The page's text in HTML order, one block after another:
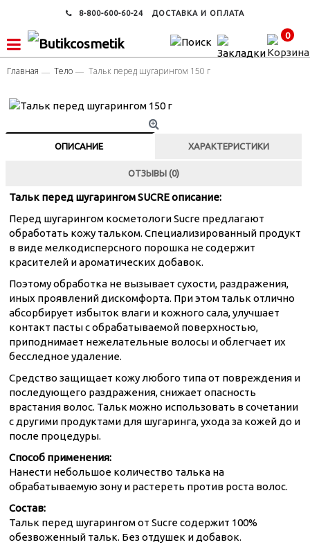
8-800-600-60-24 ДОСТАВКА И ОПЛАТА
0
Главная Тело Тальк перед шугарингом 150 г
ОПИСАНИЕ ХАРАКТЕРИСТИКИ
ОТЗЫВЫ (0)
Тальк перед шугарингом SUCRE описание:
Перед шугарингом косметологи Sucre предлагают
обработать кожу тальком. Специализированный продукт
в виде мелкодисперсного порошка не содержит
красителей и ароматических добавок.
Поэтому обработка не вызывает сухости, раздражения,
иных проявлений дискомфорта. При этом тальк отлично
абсорбирует избыток влаги и кожного сала, улучшает
контакт пасты с обрабатываемой поверхностью,
приподнимает нежелательные волосы и облегчает их
бесследное удаление.
Средство защищает кожу любого типа от повреждения и
последующего раздражения, снижает опасность
врастания волос. Тальк можно использовать в сочетании
с другими продуктами для шугаринга, ухода за кожей до и
после процедуры.
Способ применения:
Нанести небольшое количество талька на
обрабатываемую зону и растереть против роста волос.
Состав:
Тальк перед шугарингом от Sucre содержит 100%
обезвоженный тальк. Без отдушек и добавок.